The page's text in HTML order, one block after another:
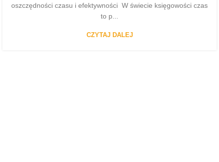
oszczędności czasu i efektywności W świecie księgowości czas
to p...
CZYTAJ DALEJ